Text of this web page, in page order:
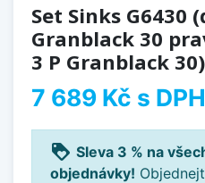
Set Sinks G6430
Granblack 30
3 P Granblack 30)
7 689 Kč s DPH
loyalty Sleva 3 % na
objednávky!